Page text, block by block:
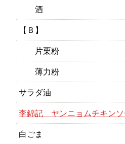
酒
【Ｂ】
片栗粉
薄力粉
サラダ油
李錦記 ヤンニョムチキンソ
白ごま